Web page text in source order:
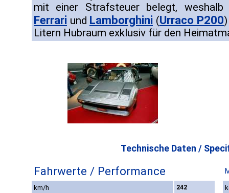
mit einer Strafsteuer belegt, weshalb
Ferrari und Lamborghini (Urraco P200
Litern Hubraum exklusiv für den
Technische Daten /
Fahrwerte / Performance
km/h 242